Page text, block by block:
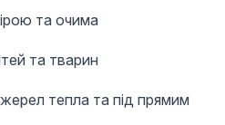
та очима
та тварин
тепла та під прямим